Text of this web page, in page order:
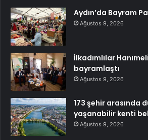
Aydın’da Bayram
Ağustos 9, 2026
İlkadımlılar
bayramlaştı
Ağustos 9, 2026
173 şehir arasında
yaşanabilir kenti
Ağustos 9, 2026